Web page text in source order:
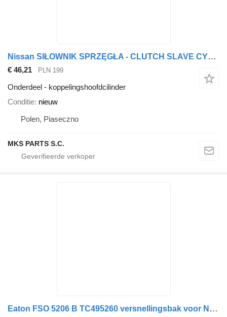
Nissan SIŁOWNIK SPRZĘGŁA - CLUTCH SLAVE CYLINDER/CYLINDER ASSY CLUTCH P koppelingshoofdcilinder voor Nissan CABSTAR vrachtwagen
€ 46,21 PLN 199
Onderdeel - koppelingshoofdcilinder
Conditie nieuw
Polen, Piaseczno
MKS PARTS S.C.
Eaton FSO 5206 B TC495260 versnellingsbak voor Nissan 80.19 vrachtwagen